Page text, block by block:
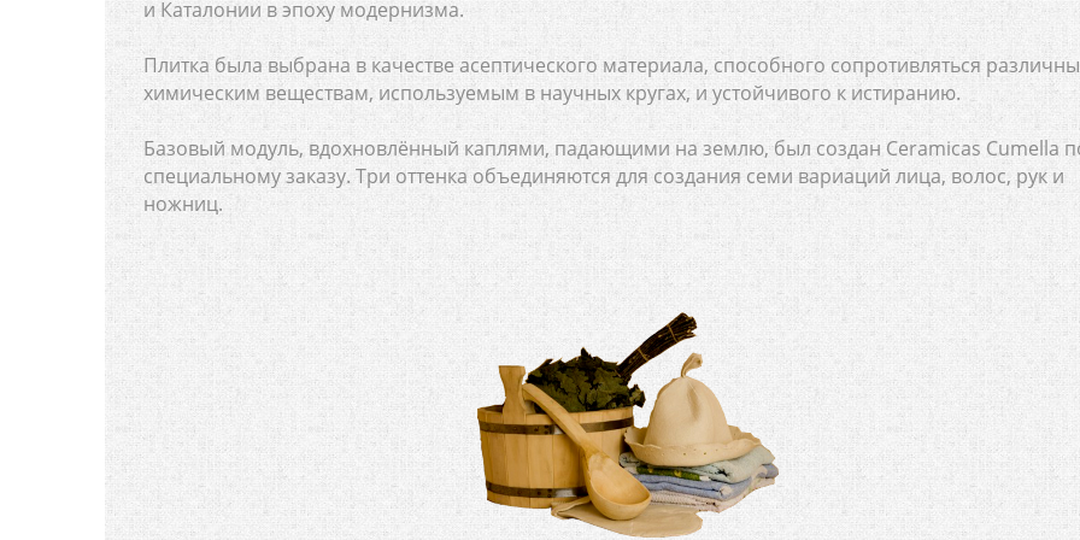
и Каталонии в эпоху модернизма.
Плитка была выбрана в качестве асептического материала, способного сопротивляться
химическим веществам, используемым в научных кругах, и устойчивого к истиранию.
Базовый модуль, вдохновлённый каплями, падающими на землю, был создан Ceramicas Cumella
специальному заказу. Три оттенка объединяются для создания семи вариаций лица, волос, рук и
ножниц.